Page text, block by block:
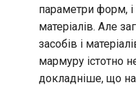
параметри форм, і
матеріалів. Але
засобів і
мармуру істотно
докладніше, що